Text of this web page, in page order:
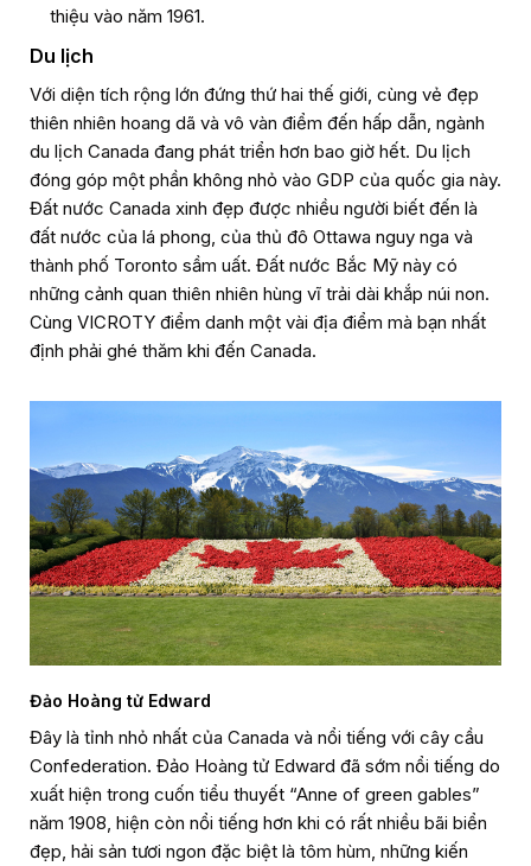
thiệu vào năm 1961.
Du lịch
Với diện tích rộng lớn đứng thứ hai thế giới, cùng vẻ đẹp
thiên nhiên hoang dã và vô vàn điểm đến hấp dẫn, ngành
du lịch Canada đang phát triển hơn bao giờ hết. Du lịch
đóng góp một phần không nhỏ vào GDP của quốc gia này.
Đất nước Canada xinh đẹp được nhiều người biết đến là
đất nước của lá phong, của thủ đô Ottawa nguy nga và
thành phố Toronto sầm uất. Đất nước Bắc Mỹ này có
những cảnh quan thiên nhiên hùng vĩ trải dài khắp núi non.
Cùng VICROTY điểm danh một vài địa điểm mà bạn nhất
định phải ghé thăm khi đến Canada.
Đảo Hoàng tử Edward
Đây là tỉnh nhỏ nhất của Canada và nổi tiếng với cây cầu
Confederation. Đảo Hoàng tử Edward đã sớm nổi tiếng do
xuất hiện trong cuốn tiểu thuyết “Anne of green gables”
năm 1908, hiện còn nổi tiếng hơn khi có rất nhiều bãi biển
đẹp, hải sản tươi ngon đặc biệt là tôm hùm, những kiến